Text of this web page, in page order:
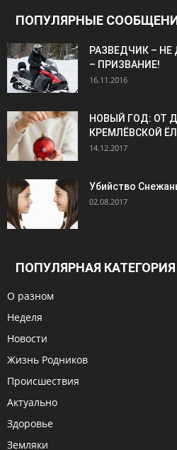
ПОПУЛЯРНЫЕ
РАЗВЕДЧИК –
– ПРИЗВАНИЕ!
16.11.2016
НОВЫЙ ГОД: ОТ
КРЕМЛЁВСКОЙ
14.12.2017
Убийство
02.08.2017
ПОПУЛЯРНАЯ КАТЕГОРИЯ
О разном
Неделя
Новости
Жизнь Родников
Происшествия
Актуально
Здоровье
Земляки